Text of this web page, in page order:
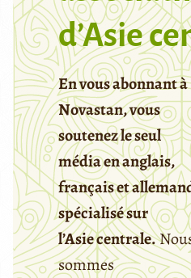
d’Asie
En vous abonnant à
Novastan, vous
soutenez le seul
média en anglais,
français et
spécialisé sur
l’Asie centrale.
sommes